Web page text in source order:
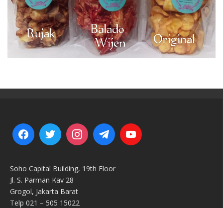
Soho Capital Building, 19th Floor
Jl. S. Parman Kav 28
Grogol, Jakarta Barat
Telp 021 – 505 15022